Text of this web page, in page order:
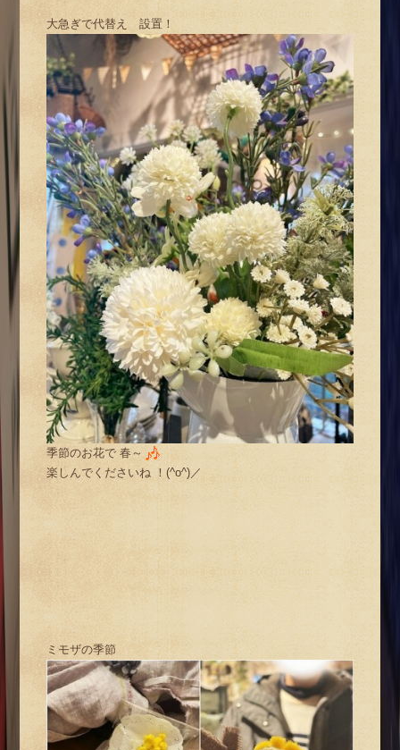
大急ぎで代替え 設置！
季節のお花で 春～
楽しんでくださいね ！(^o^)／
ミモザの季節